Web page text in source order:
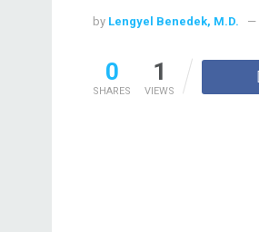
by Lengyel Benedek, M.D.
0
SHARES
1
VIEWS